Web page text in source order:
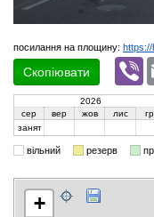
посилання на площину: https://
Скопіювати
2026
сер
вер жов лис
занят
вільний резерв
+